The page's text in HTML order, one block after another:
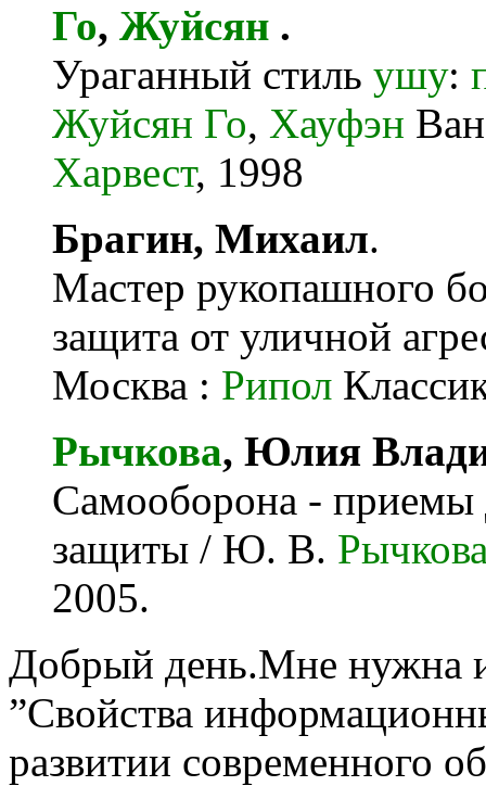
Го, Жуйсян .
Ураганный стиль ушу:
Жуйсян Го, Хауфэн
Харвест, 1998
Брагин, Михаил.
Мастер рукопашного
защита от уличной
Москва : Рипол
Рычкова, Юлия
Самооборона -
защиты / Ю. В.
2005.
Добрый день.Мне нужна
”Свойства
развитии современного